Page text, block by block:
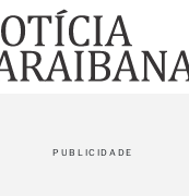
PUBLICIDADE